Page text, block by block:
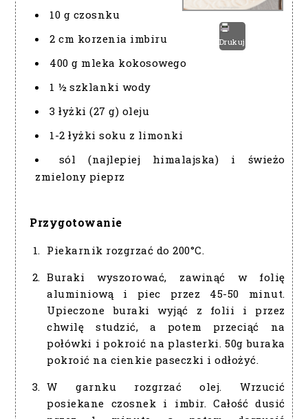
Drukuj
10 g czosnku
2 cm korzenia imbiru
400 g mleka kokosowego
1 ½ szklanki wody
3 łyżki (27 g) oleju
1-2 łyżki soku z limonki
sól (najlepiej himalajska) i świeżo
zmielony pieprz
Przygotowanie
Piekarnik rozgrzać do 200°C.
Buraki wyszorować, zawinąć w folię
aluminiową i piec przez 45-50 minut.
Upieczone buraki wyjąć z folii i przez
chwilę studzić, a potem przeciąć na
połówki i pokroić na plasterki. 50g buraka
pokroić na cienkie paseczki i odłożyć.
W garnku rozgrzać olej. Wrzucić
posiekane czosnek i imbir. Całość dusić